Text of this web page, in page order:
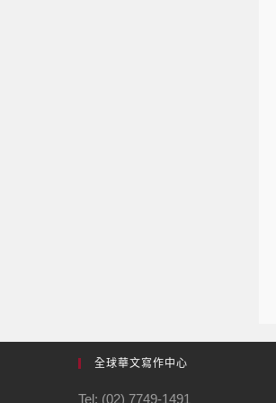
全球華文寫作中心
Tel: (02) 7749-1491